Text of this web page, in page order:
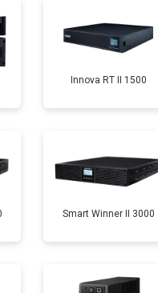
Innova RT II 1500
Smart Winner II 3000